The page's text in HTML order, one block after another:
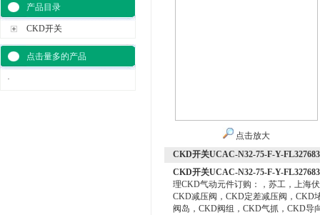
产品目录
CKD开关
点击量多的产品
·
点击放大
CKD开关UCAC-N32-75-F-Y-FL327683
CKD开关UCAC-N32-75-F-Y-FL327683
理CKD气动元件订购：，苏工，上海
CKD减压阀，CKD定差减压阀，CKD
阀岛，CKD阀组，CKD气抓，CKD导